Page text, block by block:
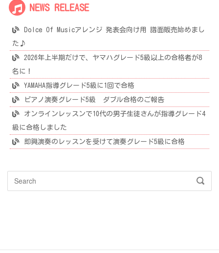
NEWS RELEASE
Dolce Of Musicアレンジ 発表会向け用 譜面販売始めまし
た♪
2026年上半期だけで、ヤマハグレード5級以上の合格者が8
名に！
YAMAHA指導グレード5級に1回で合格
ピアノ演奏グレード5級 ダブル合格のご報告
オンラインレッスンで10代の男子生徒さんが指導グレード4
級に合格しました
即興演奏のレッスンを受けて演奏グレード5級に合格
Search